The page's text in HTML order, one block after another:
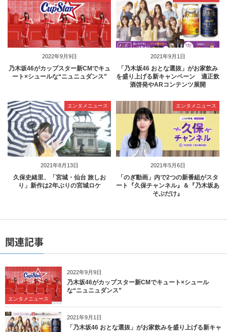
2022年9月9日
乃木坂46がカップスター新CMでキュ
ート×シュールな“ニュニュダンス”
2021年9月1日
「乃木坂46 おとな選抜」がお家飲み
を盛り上げる新キャンペーン 適正飲
酒啓発やARコンテンツ展開
2021年8月13日
エンタメニュース
久保史緒里、「宮城・仙台 旅しお
り」新作は2年ぶりの宮城ロケ
2021年5月6日
エンタメニュース
「のぎ動画」内で2つの新番組がスタ
ート『久保チャンネル』＆『乃木坂あ
そぶだけ』
関連記事
2022年9月9日
エンタメニュース
乃木坂46がカップスター新CMでキュート×シュール
な“ニュニュダンス”
2021年9月1日
「乃木坂46 おとな選抜」がお家飲みを盛り上げる新キャ